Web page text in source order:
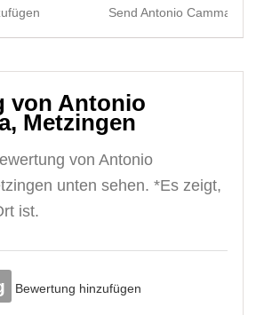
Send Antonio
von Antonio
Metzingen
von Antonio
unten sehen. *Es zeigt,
ist.
Bewertung hinzufügen